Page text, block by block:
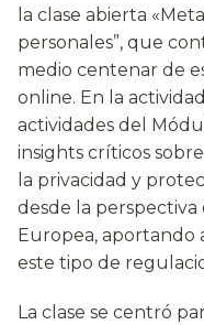
la clase abierta
personales”, que
medio centenar de
online. En la
actividades del
insights críticos
la privacidad y
desde la
Europea, aportando
este tipo de
La clase se centró